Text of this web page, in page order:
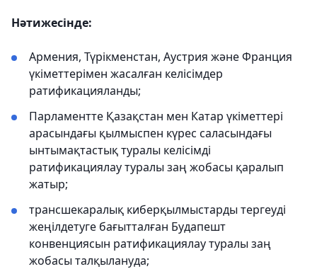
Нәтижесінде:
Армения, Түрікменстан, Аустрия және Франция
үкіметтерімен жасалған келісімдер
ратификацияланды;
Парламентте Қазақстан мен Катар үкіметтері
арасындағы қылмыспен күрес саласындағы
ынтымақтастық туралы келісімді
ратификациялау туралы заң жобасы қаралып
жатыр;
трансшекаралық киберқылмыстарды тергеуді
жеңілдетуге бағытталған Будапешт
конвенциясын ратификациялау туралы заң
жобасы талқылануда;